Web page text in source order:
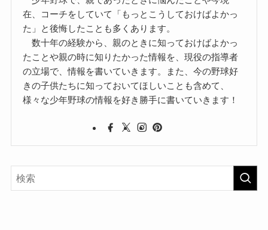
在、コーチをしていて「もっとこうしておけばよかっ
た」と後悔したことも多くあります。
数十年の経験から、親のときに知っておけばよかっ
たことや親の時に知りたかった情報を、現役の指導者
の立場で、情報を書いていきます。また、今の野球好
きの子供たちに知っておいてほしいことも含めて、
様々な少年野球の情報を好き勝手に書いていきます！